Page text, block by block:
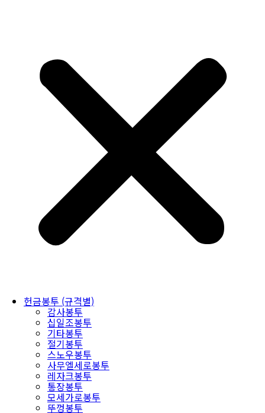
헌금봉투 (규격별)
감사봉투
십일조봉투
기타봉투
절기봉투
스노우봉투
사무엘세로봉투
레자크봉투
통장봉투
모세가로봉투
뚜껑봉투